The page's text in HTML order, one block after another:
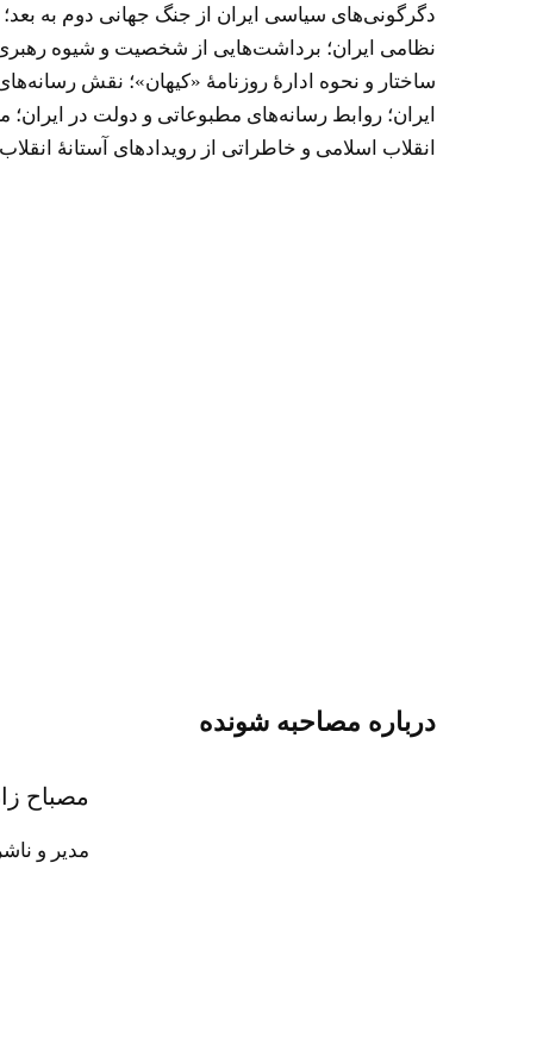
دگرگونی‌های سیاسی ایران از جنگ جهانی دوم به
نظامی ایران؛ برداشت‌هایی از شخصیت و شیوه
ساختار و نحوه ادارۀ روزنامۀ «کیهان»؛ نقش
ایران؛ روابط رسانه‌های مطبوعاتی و دولت در
انقلاب اسلامی و خاطراتی از رویدادهای آستانۀ
درباره مصاحبه شونده
مصباح
مدیر و ناشر روزنامۀ «کیهان»